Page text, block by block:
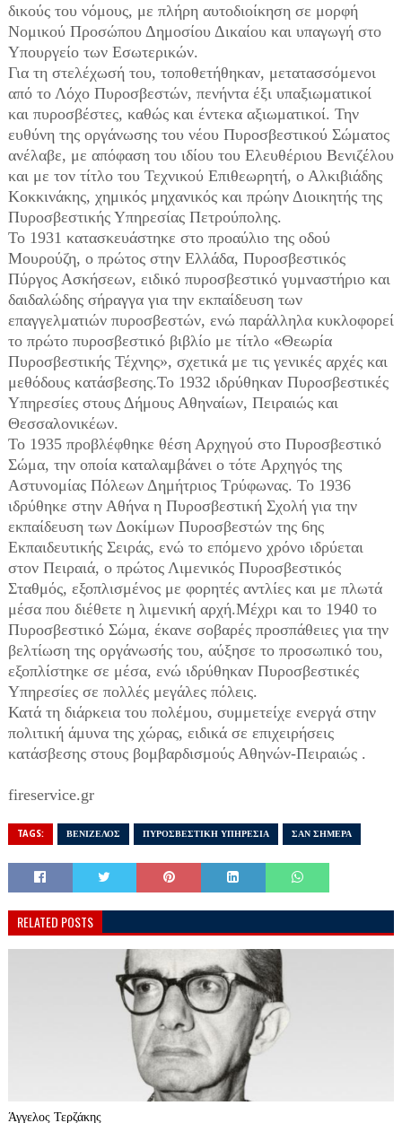
δικούς του νόμους, με πλήρη αυτοδιοίκηση σε μορφή
Νομικού Προσώπου Δημοσίου Δικαίου και υπαγωγή στο
Υπουργείο των Εσωτερικών.
Για τη στελέχωσή του, τοποθετήθηκαν, μετατασσόμενοι
από το Λόχο Πυροσβεστών, πενήντα έξι υπαξιωματικοί
και πυροσβέστες, καθώς και έντεκα αξιωματικοί. Την
ευθύνη της οργάνωσης του νέου Πυροσβεστικού Σώματος
ανέλαβε, με απόφαση του ιδίου του Ελευθέριου Βενιζέλου
και με τον τίτλο του Τεχνικού Επιθεωρητή, ο Αλκιβιάδης
Κοκκινάκης, χημικός μηχανικός και πρώην Διοικητής της
Πυροσβεστικής Υπηρεσίας Πετρούπολης.
Το 1931 κατασκευάστηκε στο προαύλιο της οδού
Μουρούζη, ο πρώτος στην Ελλάδα, Πυροσβεστικός
Πύργος Ασκήσεων, ειδικό πυροσβεστικό γυμναστήριο και
δαιδαλώδης σήραγγα για την εκπαίδευση των
επαγγελματιών πυροσβεστών, ενώ παράλληλα κυκλοφορεί
το πρώτο πυροσβεστικό βιβλίο με τίτλο «Θεωρία
Πυροσβεστικής Τέχνης», σχετικά με τις γενικές αρχές και
μεθόδους κατάσβεσης.Το 1932 ιδρύθηκαν Πυροσβεστικές
Υπηρεσίες στους Δήμους Αθηναίων, Πειραιώς και
Θεσσαλονικέων.
Το 1935 προβλέφθηκε θέση Αρχηγού στο Πυροσβεστικό
Σώμα, την οποία καταλαμβάνει ο τότε Αρχηγός της
Αστυνομίας Πόλεων Δημήτριος Τρύφωνας. Το 1936
ιδρύθηκε στην Αθήνα η Πυροσβεστική Σχολή για την
εκπαίδευση των Δοκίμων Πυροσβεστών της 6ης
Εκπαιδευτικής Σειράς, ενώ το επόμενο χρόνο ιδρύεται
στον Πειραιά, ο πρώτος Λιμενικός Πυροσβεστικός
Σταθμός, εξοπλισμένος με φορητές αντλίες και με πλωτά
μέσα που διέθετε η λιμενική αρχή.Μέχρι και το 1940 το
Πυροσβεστικό Σώμα, έκανε σοβαρές προσπάθειες για την
βελτίωση της οργάνωσής του, αύξησε το προσωπικό του,
εξοπλίστηκε σε μέσα, ενώ ιδρύθηκαν Πυροσβεστικές
Υπηρεσίες σε πολλές μεγάλες πόλεις.
Κατά τη διάρκεια του πολέμου, συμμετείχε ενεργά στην
πολιτική άμυνα της χώρας, ειδικά σε επιχειρήσεις
κατάσβεσης στους βομβαρδισμούς Αθηνών-Πειραιώς .
fireservice.gr
TAGS: ΒΕΝΙΖΕΛΟΣ ΠΥΡΟΣΒΕΣΤΙΚΗ ΥΠΗΡΕΣΙΑ ΣΑΝ ΣΗΜΕΡΑ
RELATED POSTS
Άγγελος Τερζάκης